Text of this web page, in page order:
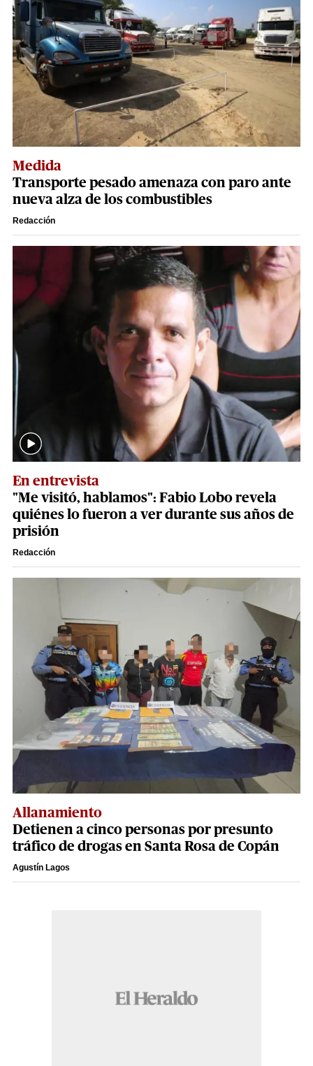
Medida
Transporte pesado amenaza con paro ante
nueva alza de los combustibles
Redacción
En entrevista
"Me visitó, hablamos": Fabio Lobo revela
quiénes lo fueron a ver durante sus años de
prisión
Redacción
Allanamiento
Detienen a cinco personas por presunto
tráfico de drogas en Santa Rosa de Copán
Agustín Lagos